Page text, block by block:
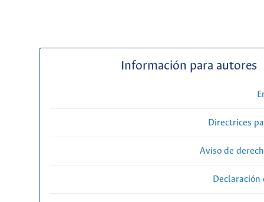
Información para autores
Directrices
Aviso de